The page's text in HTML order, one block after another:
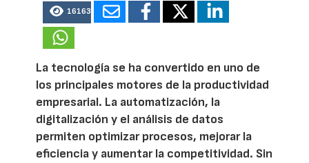
16163
La tecnología se ha convertido en uno de
los principales motores de la productividad
empresarial. La automatización, la
digitalización y el análisis de datos
permiten optimizar procesos, mejorar la
eficiencia y aumentar la competitividad. Sin